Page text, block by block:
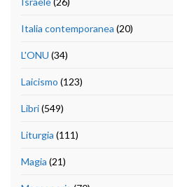
Italia contemporanea (20)
L'ONU (34)
Laicismo (123)
Libri(549)
Liturgia (111)
Magia (21)